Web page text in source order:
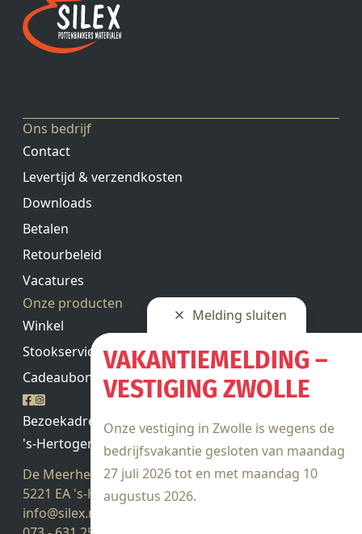
Melding sluiten
VAKANTIEMELDING –
VESTIGING ZWOLLE
Onze vestiging in Zwolle is wegens de
bedrijfsvakantie gesloten van maandag
27 juli 2026 tot en met maandag 10
augustus 2026.
Ons bedrijf
Contact
Levertijd & verzendkosten
Downloads
Betalen
Retourbeleid
Vacatures
Onze producten
Winkel
Stookservice
Cadeaubon saldo
Bezoekadres
's-Hertogenbosch
De Meerheuvel 21
5221 EA 's-Hertogenbosch
info@silex.nl